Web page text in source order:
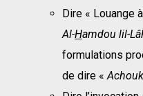
Dire « Louange
Al-Hamdou lil-
formulations
de dire «